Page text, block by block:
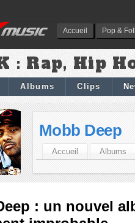
Accueil Pop &
: Rap, Hip
Albums Clips
Mobb Deep
Accueil Albums
: un nouvel